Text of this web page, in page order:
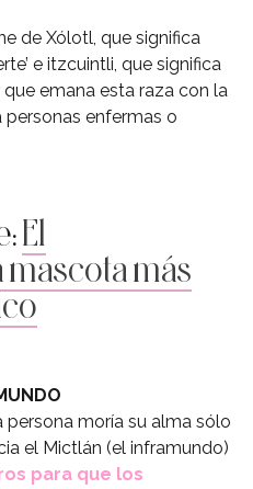
de Xólotl, que significa
e itzcuintli, que significa
que emana esta raza con la
enfermas o
El
más
persona moría su alma sólo
el Mictlán (el inframundo)
para que los